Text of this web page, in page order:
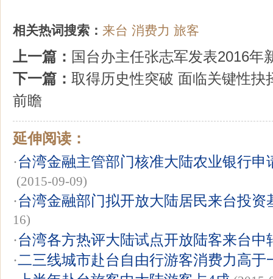
相关热词搜索： 来台 消费力 旅客
上一篇： 国台办主任张志军发表2016年
下一篇： 取得历史性突破 面临关键性
前瞻
延伸阅读：
·台湾金融主管部门核准大陆农业银行申
(2015-09-09)
·台湾金融部门拟开放大陆居民来台投资
16)
·台湾各方热评大陆试点开放陆客来台中
·二三线城市赴台自由行游客消费力高